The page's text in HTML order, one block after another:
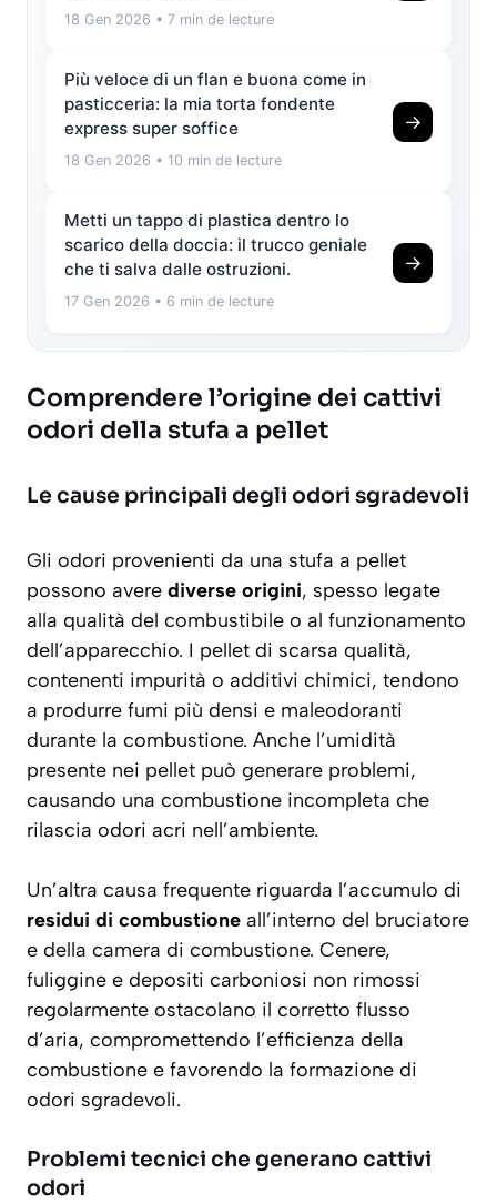
18 Gen 2026 • 7 min de lecture
Più veloce di un flan e buona come in
pasticceria: la mia torta fondente
express super soffice
18 Gen 2026 • 10 min de lecture
→
Metti un tappo di plastica dentro lo
scarico della doccia: il trucco geniale
che ti salva dalle ostruzioni.
17 Gen 2026 • 6 min de lecture
→
Comprendere l’origine dei cattivi
odori della stufa a pellet
Le cause principali degli odori sgradevoli
Gli odori provenienti da una stufa a pellet
possono avere diverse origini, spesso legate
alla qualità del combustibile o al funzionamento
dell’apparecchio. I pellet di scarsa qualità,
contenenti impurità o additivi chimici, tendono
a produrre fumi più densi e maleodoranti
durante la combustione. Anche l’umidità
presente nei pellet può generare problemi,
causando una combustione incompleta che
rilascia odori acri nell’ambiente.
Un’altra causa frequente riguarda l’accumulo di
residui di combustione all’interno del bruciatore
e della camera di combustione. Cenere,
fuliggine e depositi carboniosi non rimossi
regolarmente ostacolano il corretto flusso
d’aria, compromettendo l’efficienza della
combustione e favorendo la formazione di
odori sgradevoli.
Problemi tecnici che generano cattivi
odori